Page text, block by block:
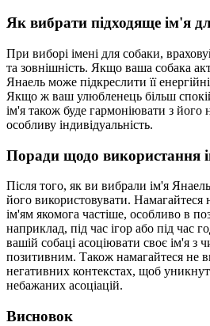
Як вибрати підходяще ім'я
При виборі імені для собаки,
та зовнішність. Якщо ваша собака
Янаель може підкреслити її
Якщо ж ваш улюбленець більш
ім'я також буде гармоніювати з
особливу індивідуальність.
Поради щодо використання
Після того, як ви вибрали ім'я
його використовувати. Намагайтеся
ім'ям якомога частіше, особливо в
наприклад, під час ігор або під час
вашій собаці асоціювати своє ім'я з
позитивним. Також намагайтеся не
негативних контекстах, щоб
небажаних асоціацій.
Висновок